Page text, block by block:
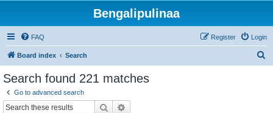
Bengalipulinaa
FAQ Login
Register
Board index Search
Search found 221 matches
Go to advanced search
Search